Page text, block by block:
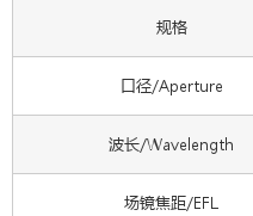
规格
口径/Aperture
波长/Wavelength
场镜焦距/EFL